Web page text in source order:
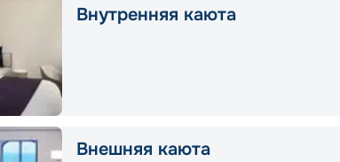
Внутренняя каюта
Внешняя каюта